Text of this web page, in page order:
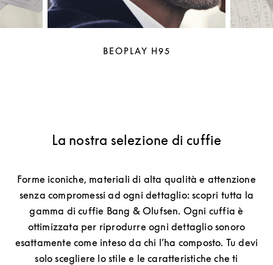
BEOPLAY H95
La nostra selezione di cuffie
Forme iconiche, materiali di alta qualità e attenzione
senza compromessi ad ogni dettaglio: scopri tutta la
gamma di cuffie Bang & Olufsen. Ogni cuffia è
ottimizzata per riprodurre ogni dettaglio sonoro
esattamente come inteso da chi l’ha composto. Tu devi
solo scegliere lo stile e le caratteristiche che ti